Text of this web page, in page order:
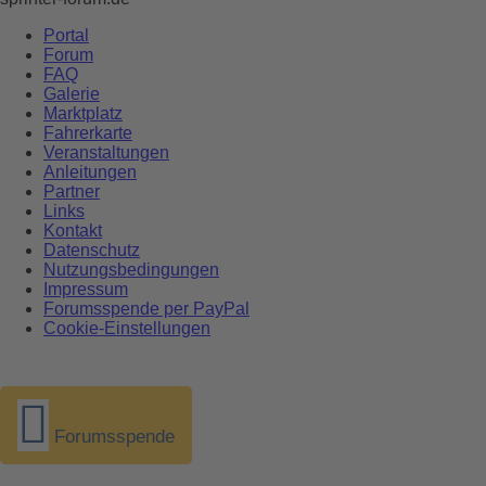
Portal
Forum
FAQ
Galerie
Marktplatz
Fahrerkarte
Veranstaltungen
Anleitungen
Partner
Links
Kontakt
Datenschutz
Nutzungsbedingungen
Impressum
Forumsspende per PayPal
Cookie-Einstellungen
Forumsspende